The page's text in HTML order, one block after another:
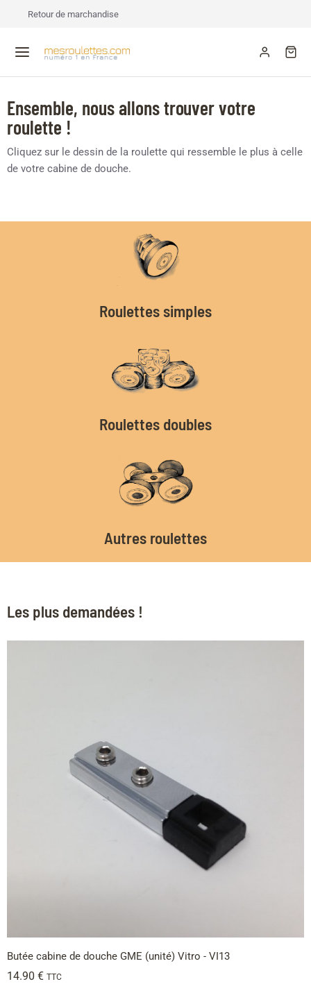
Retour de marchandise
Ensemble, nous allons trouver votre
roulette !
Cliquez sur le dessin de la roulette qui ressemble le plus à celle
de votre cabine de douche.
Roulettes simples
Roulettes doubles
Autres roulettes
Les plus demandées !
Butée cabine de douche GME (unité) Vitro - VI13
14.90 € TTC